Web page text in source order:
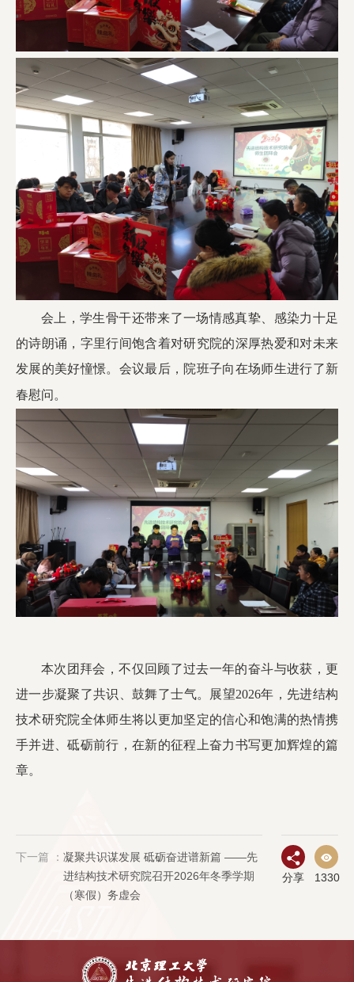
会上，学生骨干还带来了一场情感真挚、感染力十足
的诗朗诵，字里行间饱含着对研究院的深厚热爱和对未来
发展的美好憧憬。会议最后，院班子向在场师生进行了新
春慰问。
本次团拜会，不仅回顾了过去一年的奋斗与收获，更
进一步凝聚了共识、鼓舞了士气。展望2026年，先进结构
技术研究院全体师生将以更加坚定的信心和饱满的热情携
手并进、砥砺前行，在新的征程上奋力书写更加辉煌的篇
章。
分享 1330
下一篇 ： 凝聚共识谋发展 砥砺奋进谱新篇 ——先
进结构技术研究院召开2026年冬季学期
（寒假）务虚会